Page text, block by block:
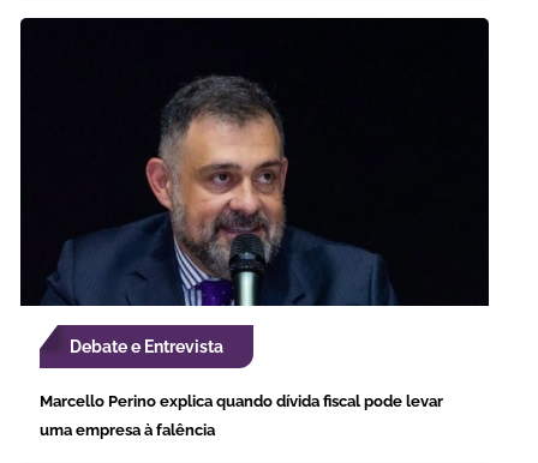
Debate e Entrevista
Marcello Perino explica quando dívida fiscal pode levar
uma empresa à falência